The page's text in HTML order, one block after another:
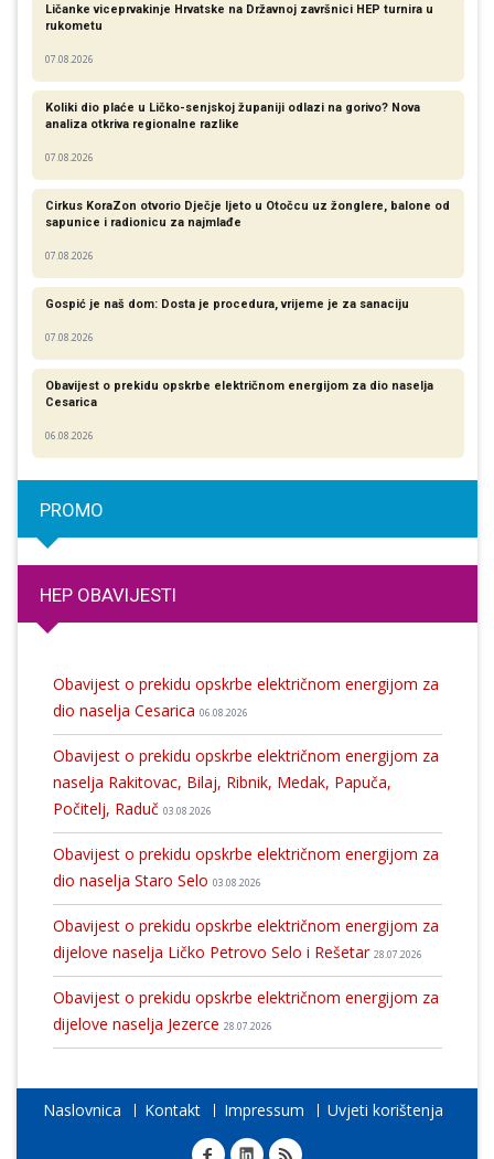
Ličanke viceprvakinje Hrvatske na Državnoj završnici HEP turnira u
rukometu
07.08.2026
Koliki dio plaće u Ličko-senjskoj županiji odlazi na gorivo? Nova
analiza otkriva regionalne razlike​
07.08.2026
Cirkus KoraZon otvorio Dječje ljeto u Otočcu uz žonglere, balone od
sapunice i radionicu za najmlađe
07.08.2026
Gospić je naš dom: Dosta je procedura, vrijeme je za sanaciju
07.08.2026
Obavijest o prekidu opskrbe električnom energijom za dio naselja
Cesarica
06.08.2026
PROMO
HEP OBAVIJESTI
Obavijest o prekidu opskrbe električnom energijom za
dio naselja Cesarica 06.08.2026
Obavijest o prekidu opskrbe električnom energijom za
naselja Rakitovac, Bilaj, Ribnik, Medak, Papuča,
Počitelj, Raduč 03.08.2026
Obavijest o prekidu opskrbe električnom energijom za
dio naselja Staro Selo 03.08.2026
Obavijest o prekidu opskrbe električnom energijom za
dijelove naselja Ličko Petrovo Selo i Rešetar 28.07.2026
Obavijest o prekidu opskrbe električnom energijom za
dijelove naselja Jezerce 28.07.2026
Naslovnica Kontakt Impressum Uvjeti korištenja